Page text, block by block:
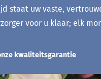
staat uw vaste,
voor u klaar; elk
kwaliteitsgarantie